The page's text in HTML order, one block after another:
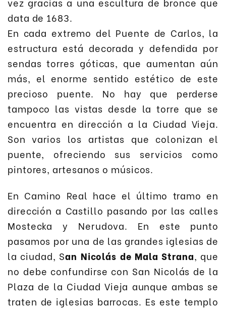
data de 1683.
En cada extremo del Puente de Carlos, la
estructura está decorada y defendida por
sendas torres góticas, que aumentan aún
más, el enorme sentido estético de este
precioso puente. No hay que perderse
tampoco las vistas desde la torre que se
encuentra en dirección a la Ciudad Vieja.
Son varios los artistas que colonizan el
puente, ofreciendo sus servicios como
pintores, artesanos o músicos.
En Camino Real hace el último tramo en
dirección a Castillo pasando por las calles
Mostecka y Nerudova. En este punto
pasamos por una de las grandes iglesias de
la ciudad, San Nicolás de Mala Strana, que
no debe confundirse con San Nicolás de la
Plaza de la Ciudad Vieja aunque ambas se
traten de iglesias barrocas. Es este templo